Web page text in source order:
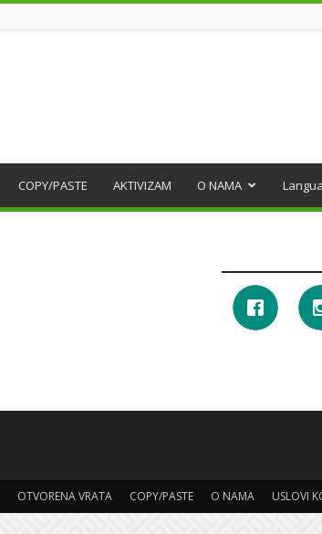
COPY/PASTE AKTIVIZAM O NAMA
OTVORENA VRATA COPY/PASTE O NAMA USLOVI